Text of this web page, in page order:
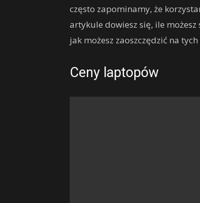
często zapominamy, że
artykule dowiesz się, ile
jak możesz zaoszczędzić na
Ceny laptopów